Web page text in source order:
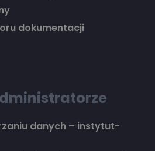
dokumentacji
danych – instytut-